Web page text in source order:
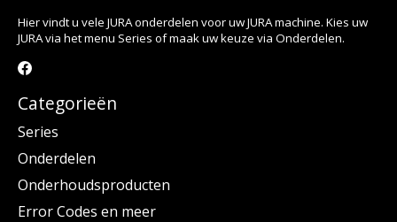
Hier vindt u vele JURA onderdelen voor uw JURA machine. Kies uw
JURA via het menu Series of maak uw keuze via Onderdelen.
Categorieën
Series
Onderdelen
Onderhoudsproducten
Error Codes en meer